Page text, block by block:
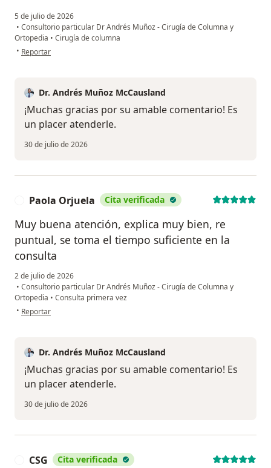
5 de julio de 2026
• Consultorio particular Dr Andrés Muñoz - Cirugía de Columna y
Ortopedia • Cirugía de columna
• en opinión del usuario Martha Otalvaro
Reportar
Dr. Andrés Muñoz McCausland
¡Muchas gracias por su amable comentario! Es
un placer atenderle.
30 de julio de 2026
Paola Orjuela Cita verificada
Muy buena atención, explica muy bien, re
puntual, se toma el tiempo suficiente en la
consulta
2 de julio de 2026
• Consultorio particular Dr Andrés Muñoz - Cirugía de Columna y
Ortopedia • Consulta primera vez
• en opinión del usuario Paola Orjuela
Reportar
Dr. Andrés Muñoz McCausland
¡Muchas gracias por su amable comentario! Es
un placer atenderle.
30 de julio de 2026
CSG Cita verificada